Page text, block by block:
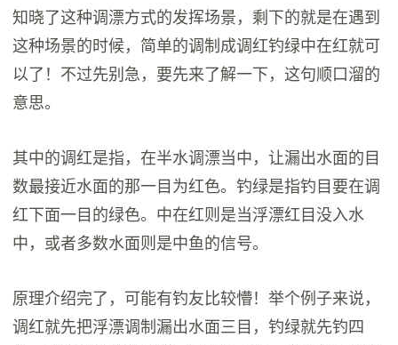
知晓了这种调漂方式的发挥场景，剩下的就是在遇到
这种场景的时候，简单的调制成调红钓绿中在红就可
以了！不过先别急，要先来了解一下，这句顺口溜的
意思。
其中的调红是指，在半水调漂当中，让漏出水面的目
数最接近水面的那一目为红色。钓绿是指钓目要在调
红下面一目的绿色。中在红则是当浮漂红目没入水
中，或者多数水面则是中鱼的信号。
原理介绍完了，可能有钓友比较懵！举个例子来说，
调红就先把浮漂调制漏出水面三目，钓绿就先钓四